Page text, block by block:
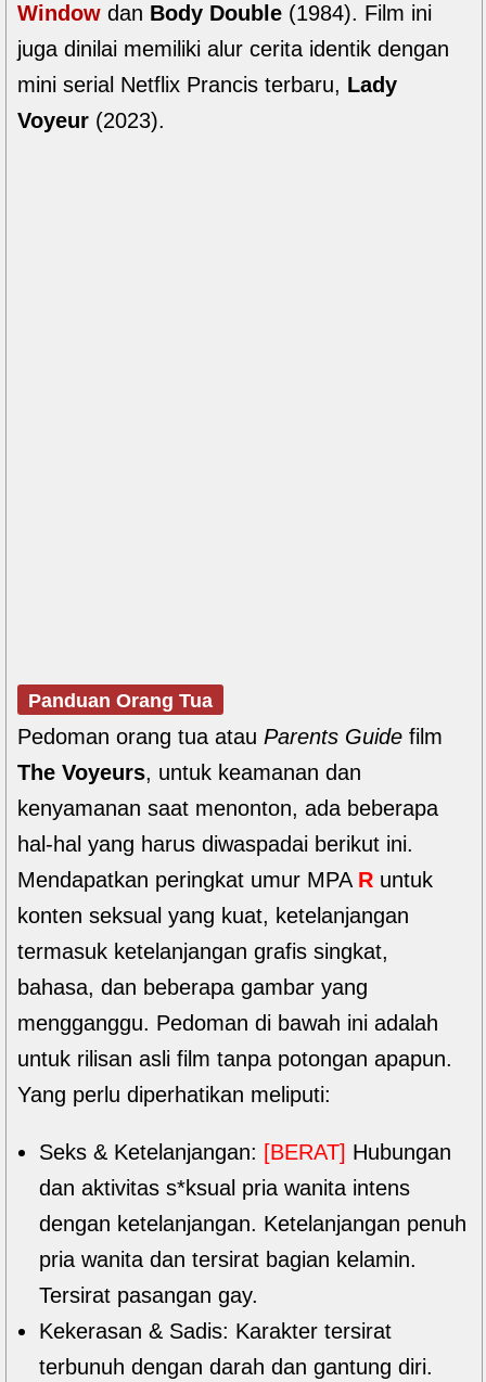
Window dan Body Double (1984). Film ini
juga dinilai memiliki alur cerita identik dengan
mini serial Netflix Prancis terbaru, Lady
Voyeur (2023).
Panduan Orang Tua
Pedoman orang tua atau Parents Guide film
The Voyeurs, untuk keamanan dan
kenyamanan saat menonton, ada beberapa
hal-hal yang harus diwaspadai berikut ini.
Mendapatkan peringkat umur MPA R untuk
konten seksual yang kuat, ketelanjangan
termasuk ketelanjangan grafis singkat,
bahasa, dan beberapa gambar yang
mengganggu. Pedoman di bawah ini adalah
untuk rilisan asli film tanpa potongan apapun.
Yang perlu diperhatikan meliputi:
Seks & Ketelanjangan: [BERAT] Hubungan
dan aktivitas s*ksual pria wanita intens
dengan ketelanjangan. Ketelanjangan penuh
pria wanita dan tersirat bagian kelamin.
Tersirat pasangan gay.
Kekerasan & Sadis: Karakter tersirat
terbunuh dengan darah dan gantung diri.